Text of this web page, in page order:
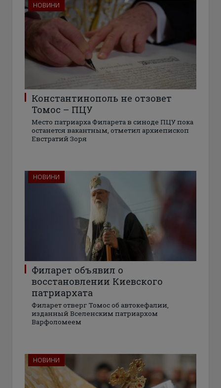
НОВИНИ
Константинополь не отзовет
Томос – ПЦУ
Место патриарха Филарета в синоде ПЦУ пока
останется вакантным, отметил архиепископ
Евстратий Зоря
НОВИНИ
Филарет объявил о
восстановлении Киевского
патриархата
Филарет отверг Томос об автокефалии,
изданный Вселенским патриархом
Варфоломеем
НОВИНИ